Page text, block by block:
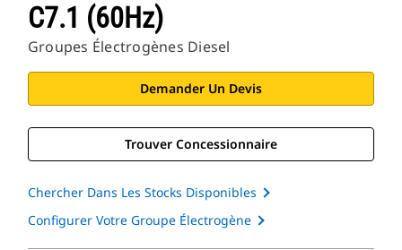
C7.1 (60Hz)
Groupes Électrogènes Diesel
Demander Un Devis
Trouver Concessionnaire
Chercher Dans Les Stocks Disponibles
Configurer Votre Groupe Électrogène